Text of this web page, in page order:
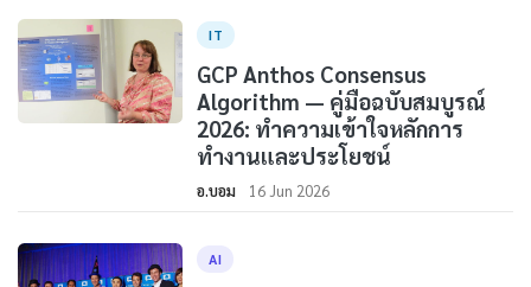
IT
GCP Anthos Consensus
Algorithm — คู่มือฉบับสมบูรณ์
2026: ทำความเข้าใจหลักการ
ทำงานและประโยชน์
อ.บอม 16 Jun 2026
AI